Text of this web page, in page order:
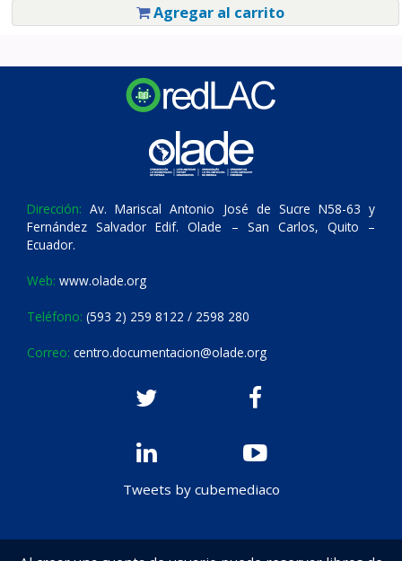
Agregar al carrito
Dirección: Av. Mariscal Antonio José de Sucre N58-63 y
Fernández Salvador Edif. Olade – San Carlos, Quito –
Ecuador.
Web: www.olade.org
Teléfono: (593 2) 259 8122 / 2598 280
Correo: centro.documentacion@olade.org
Tweets by cubemediaco